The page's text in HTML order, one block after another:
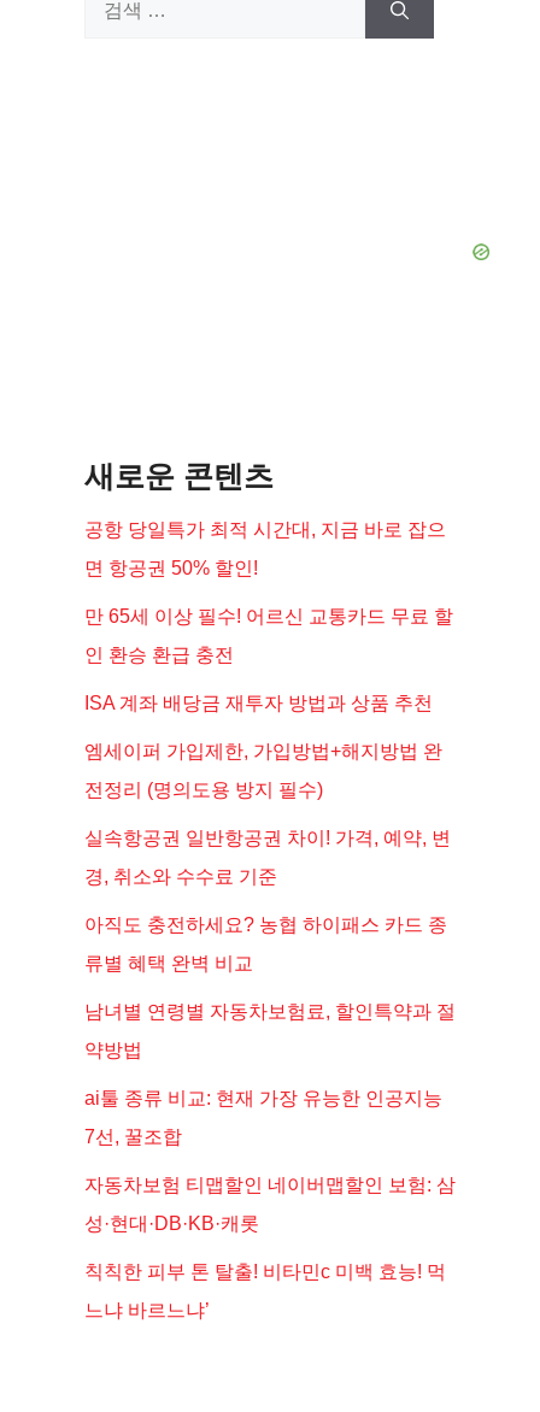
새로운 콘텐츠
공항 당일특가 최적 시간대, 지금 바로 잡으
면 항공권 50% 할인!
만 65세 이상 필수! 어르신 교통카드 무료 할
인 환승 환급 충전
ISA 계좌 배당금 재투자 방법과 상품 추천
엠세이퍼 가입제한, 가입방법+해지방법 완
전정리 (명의도용 방지 필수)
실속항공권 일반항공권 차이! 가격, 예약, 변
경, 취소와 수수료 기준
아직도 충전하세요? 농협 하이패스 카드 종
류별 혜택 완벽 비교
남녀별 연령별 자동차보험료, 할인특약과 절
약방법
ai툴 종류 비교: 현재 가장 유능한 인공지능
7선, 꿀조합
자동차보험 티맵할인 네이버맵할인 보험: 삼
성·현대·DB·KB·캐롯
칙칙한 피부 톤 탈출! 비타민c 미백 효능! 먹
느냐 바르느냐’